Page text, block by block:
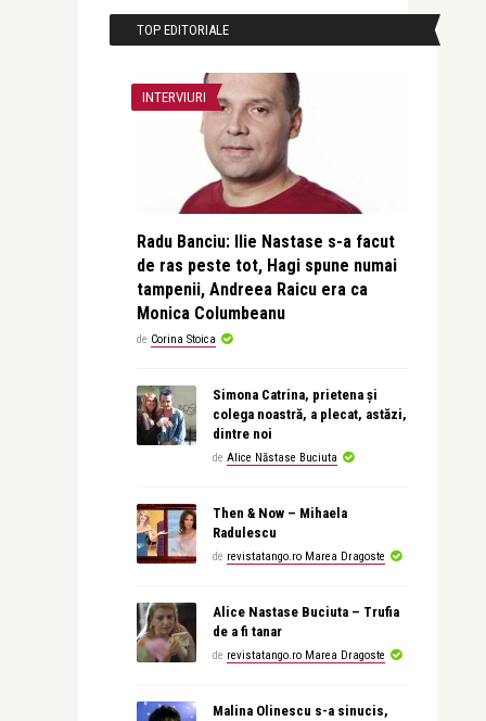
TOP EDITORIALE
INTERVIURI
Radu Banciu: Ilie Nastase s-a facut
de ras peste tot, Hagi spune numai
tampenii, Andreea Raicu era ca
Monica Columbeanu
de Corina Stoica
Simona Catrina, prietena și
colega noastră, a plecat, astăzi,
dintre noi
de Alice Năstase Buciuta
Then & Now – Mihaela
Radulescu
de revistatango.ro Marea Dragoste
Alice Nastase Buciuta – Trufia
de a fi tanar
de revistatango.ro Marea Dragoste
Malina Olinescu s-a sinucis,